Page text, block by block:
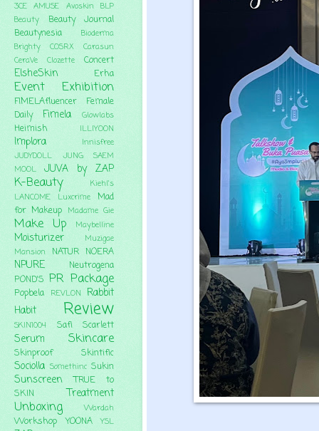
3CE AMUSE Avoskin BLP
Beauty
Beauty Journal
Beautynesia
Bioderma
Brighty
COSRX
Carasun
CeraVe
Clozette Concert
ElsheSkin Erha
Event Exhibition
FIMELAfluencer
Female
Daily
Fimela Glowlabs
Heimish ILLIYOON
Implora
Innisfree
JUDYDOLL
JUNG SAEM
MOOL
JUVA by ZAP
K-Beauty
Kiehl's
LANCOME
Luxcrime
Mad
for Makeup Madame Gie
Make Up Maybelline
Moisturizer
Muzigae
Mansion NATUR NOERA
NPURE
Neutrogena
POND'S PR Package
Popbela REVLON Rabbit
Habit
Review
SKIN1004 Safi Scarlett
Serum Skincare
Skinproof Skintific
Sociolla Somethinc Sukin
Sunscreen
TRUE to
SKIN
Treatment
Unboxing Wardah
Workshop YOONA YSL